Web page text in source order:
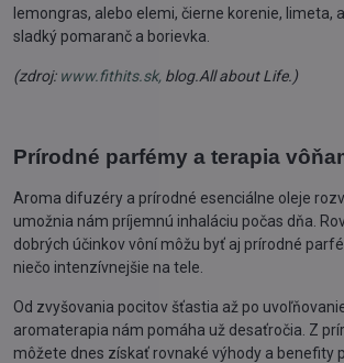
lemongras, alebo elemi, čierne korenie, limeta,
sladký pomaranč a borievka.
(zdroj: www.fithits.sk, blog.All about Life.)
Prírodné parfémy a terapia
Aroma difuzéry a prírodné esenciálne oleje
umožnia nám príjemnú inhaláciu počas dňa.
dobrých účinkov vôní môžu byť aj prírodné
niečo intenzívnejšie na tele.
Od zvyšovania pocitov šťastia až po
aromaterapia nám pomáha už desaťročia. Z
môžete dnes získať rovnaké výhody a benefity